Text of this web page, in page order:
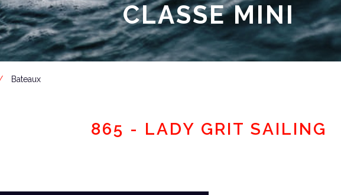
CLASSE MINI
Bateaux
865 - LADY GRIT SAILING